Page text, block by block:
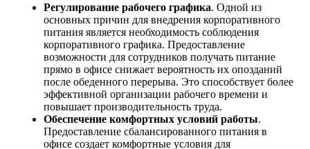
Регулирование рабочего графика. Одной из
основных причин для внедрения корпоративного
питания является необходимость соблюдения
корпоративного графика. Предоставление
возможности для сотрудников получать питание
прямо в офисе снижает вероятность их опозданий
после обеденного перерыва. Это способствует более
эффективной организации рабочего времени и
повышает производительность труда.
Обеспечение комфортных условий работы.
Предоставление сбалансированного питания в
офисе создает комфортные условия для